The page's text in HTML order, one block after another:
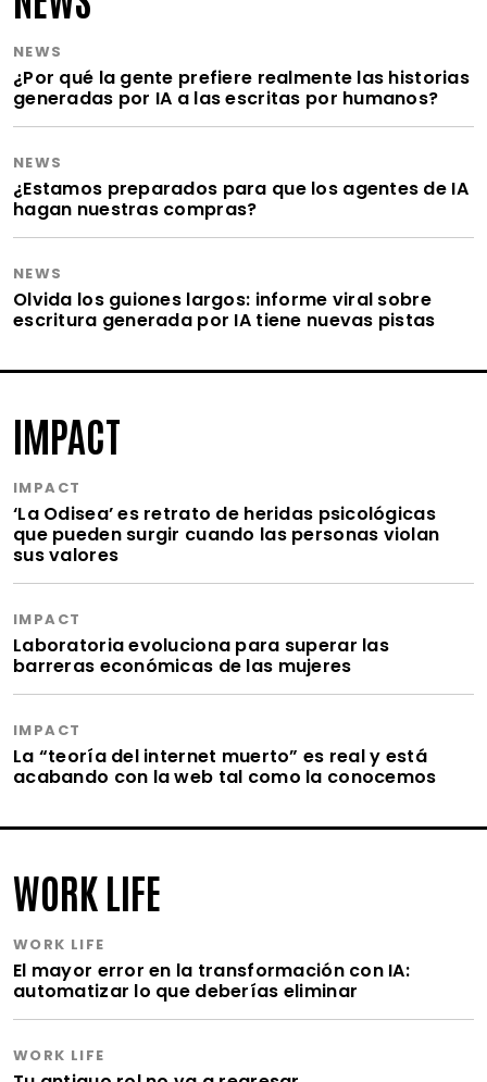
NEWS
¿Por qué la gente prefiere realmente las historias
generadas por IA a las escritas por humanos?
NEWS
¿Estamos preparados para que los agentes de IA
hagan nuestras compras?
NEWS
Olvida los guiones largos: informe viral sobre
escritura generada por IA tiene nuevas pistas
IMPACT
IMPACT
‘La Odisea’ es retrato de heridas psicológicas
que pueden surgir cuando las personas violan
sus valores
IMPACT
Laboratoria evoluciona para superar las
barreras económicas de las mujeres
IMPACT
La “teoría del internet muerto” es real y está
acabando con la web tal como la conocemos
WORK LIFE
WORK LIFE
El mayor error en la transformación con IA:
automatizar lo que deberías eliminar
WORK LIFE